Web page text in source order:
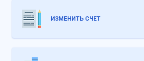
ИЗМЕНИТЬ СЧЕТ